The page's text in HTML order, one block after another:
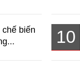
biến
10